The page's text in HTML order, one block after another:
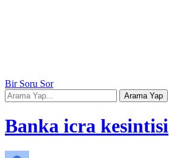
Bir Soru Sor
Banka icra kesintisi